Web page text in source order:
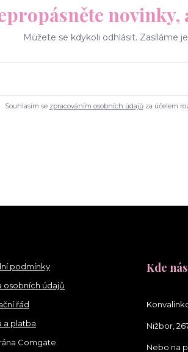
novinky,
Můžete se kdykoli odhlásit. Zasíláme
Souhlasím se zpracováním osobních údajůza účelem
podmínky
osobních údajů
řád
a platba
Comgate
Kde
Nižbor,
Nebo na